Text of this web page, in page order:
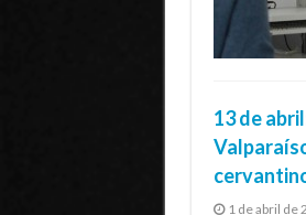
13 de
1 de abril de